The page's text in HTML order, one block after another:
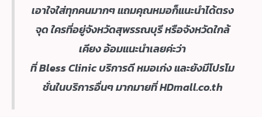
เอาใจใส่ทุกคนมากๆ แถมคุณหมอก็แนะนำได้ตรง
จุด ใครที่อยู่จังหวัดสุพรรณบุรี หรือจังหวัดใกล้
เคียง อ้อมแนะนำเลยค่ะว่า
ที่ Bless Clinic บริการดี หมอเก่ง และยังมีโปรโม
ชั่นในบริการอื่นๆ มากมายที่ HDmall.co.th